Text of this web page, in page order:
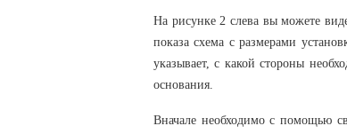
На рисунке 2 слева вы можете
показа схема с размерами
указывает, с какой стороны
основания.
Вначале необходимо с помощью